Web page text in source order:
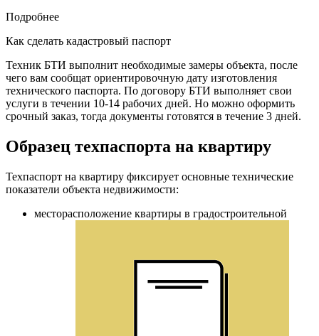
Подробнее
Как сделать кадастровый паспорт
Техник БТИ выполнит необходимые замеры объекта, после
чего вам сообщат ориентировочную дату изготовления
технического паспорта. По договору БТИ выполняет свои
услуги в течении 10-14 рабочих дней. Но можно оформить
срочный заказ, тогда документы готовятся в течение 3 дней.
Образец техпаспорта на квартиру
Техпаспорт на квартиру фиксирует основные технические
показатели объекта недвижимости:
месторасположение квартиры в градостроительной